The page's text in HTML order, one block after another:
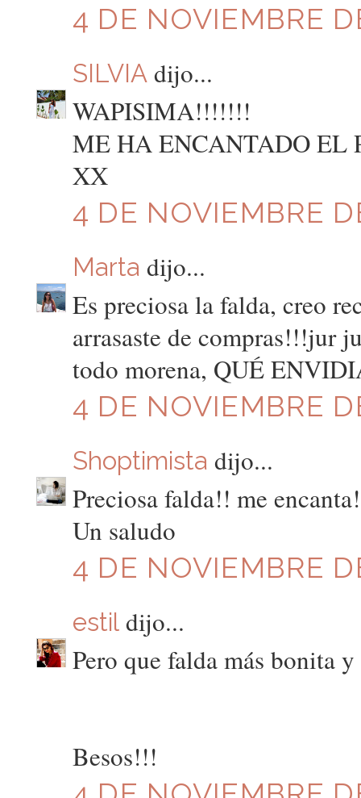
4 DE NOVIEMBRE
SILVIAdijo...
WAPISIMA!!!!!!!
ME HA ENCANTADO
XX
4 DE NOVIEMBRE
Marta dijo...
Es preciosa la falda, creo
arrasaste de compras!!!jur
todo morena, QUÉ
4 DE NOVIEMBRE
Shoptimista dijo...
Preciosa falda!! me
Un saludo
4 DE NOVIEMBRE
estildijo...
Pero que falda más bonita
Besos!!!